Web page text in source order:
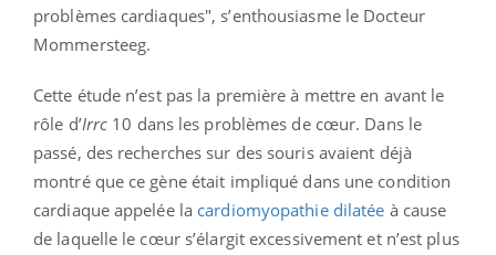
problèmes cardiaques", s’enthousiasme le Docteur
Mommersteeg.
Cette étude n’est pas la première à mettre en avant le
rôle d’Irrc 10 dans les problèmes de cœur. Dans le
passé, des recherches sur des souris avaient déjà
montré que ce gène était impliqué dans une condition
cardiaque appelée la cardiomyopathie dilatée à cause
de laquelle le cœur s’élargit excessivement et n’est plus